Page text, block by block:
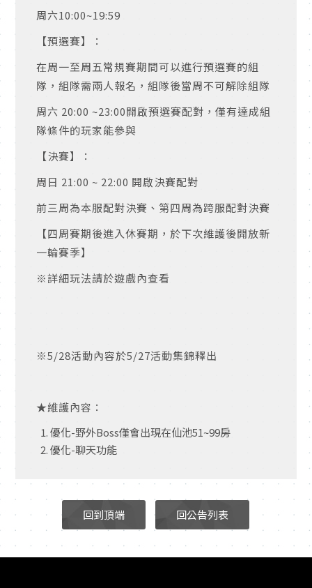
周六10:00~19:59
【預選賽】：
在周一至周五常規賽期間可以進行預選賽的組
隊，組隊需兩人報名，組隊後當周不可解除組隊
周六 20:00 ~23:00開啟預選賽配對，僅有達成組
隊條件的玩家能參與
【決賽】：
周日 21:00 ~ 22:00 開啟決賽配對
前三周為本服配對決賽、第四周為跨服配對決賽
【四周賽期後進入休賽期，於下次維護後開放新
一輪賽季】
※詳細玩法請於遊戲內查看
※5/28活動內容於5/27活動集錦釋出
★維護內容：
優化-野外Boss僅會出現在仙池51~99房
優化-聊天功能
回到頂端 回公告列表